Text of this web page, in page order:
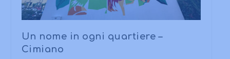
Un nome in ogni quartiere –
Cimiano